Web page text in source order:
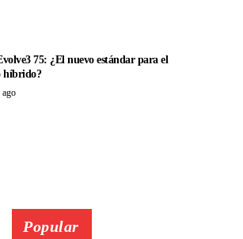
75: ¿El nuevo estándar para el
híbrido?
ago
Popular